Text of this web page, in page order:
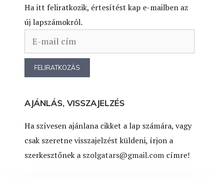
Ha itt feliratkozik, értesítést kap e-mailben az
új lapszámokról.
AJÁNLÁS, VISSZAJELZÉS
Ha szívesen ajánlana cikket a lap számára, vagy
csak szeretne visszajelzést küldeni, írjon a
szerkesztőnek a szolgatars@gmail.com címre!